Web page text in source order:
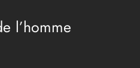
l’homme